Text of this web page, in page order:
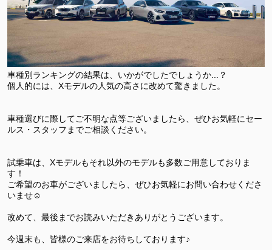
車種別ランキングの結果は、いかがでしたでしょうか...？
個人的には、Xモデルの人気の高さに改めて驚きました。
車種選びに際してご不明な点等ございましたら、ぜひお気軽にセー
ルス・スタッフまでご相談ください。
試乗車は、Xモデルもそれ以外のモデルも多数ご用意しておりま
す！
ご希望のお車がございましたら、ぜひお気軽にお問い合わせくださ
いませ☺
改めて、最後までお読みいただきありがとうございます。
今週末も、皆様のご来店をお待ちしております♪